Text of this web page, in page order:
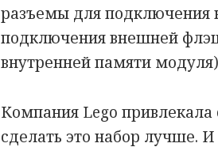
разъемы для подключения
подключения внешней
внутренней памяти
Компания Lego привлекала
сделать это набор лучше.